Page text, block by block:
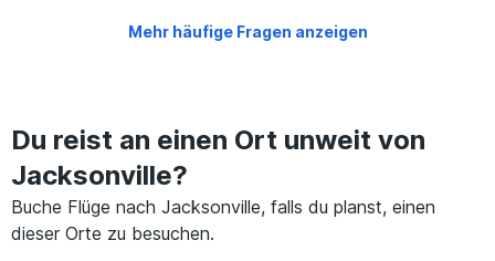
Mehr häufige Fragen anzeigen
Du reist an einen Ort unweit von
Jacksonville?
Buche Flüge nach Jacksonville, falls du planst, einen
dieser Orte zu besuchen.